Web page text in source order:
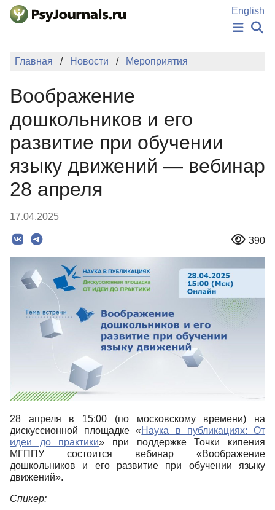
Перейти к основному содержанию
English
НОВОСТИ
ПОДАТЬ РУКОПИСЬ
КЛЮЧЕВЫЕ СЛОВА
Регистрация
Вход
Главная Новости Мероприятия
Воображение
дошкольников и его
развитие при обучении
языку движений — вебинар
28 апреля
17.04.2025
390
28 апреля в 15:00 (по московскому времени) на
дискуссионной площадке «Наука в публикациях: От
идеи до практики» при поддержке Точки кипения
МГППУ состоится вебинар «Воображение
дошкольников и его развитие при обучении языку
движений».
Спикер: